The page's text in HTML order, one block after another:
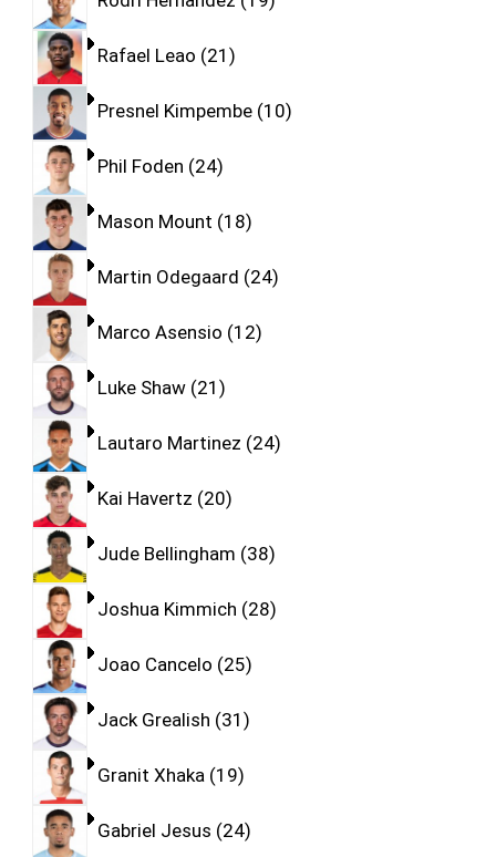
Rafael Leao 21
Presnel Kimpembe 10
Phil Foden 24
Mason Mount 18
Martin Odegaard 24
Marco Asensio 12
Luke Shaw 21
Lautaro Martinez 24
Kai Havertz 20
Jude Bellingham 38
Joshua Kimmich 28
Joao Cancelo 25
Jack Grealish 31
Granit Xhaka 19
Gabriel Jesus 24